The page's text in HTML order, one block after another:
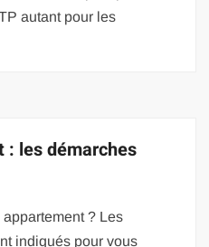
autant pour les
: les démarches
? Les
indiqués pour vous